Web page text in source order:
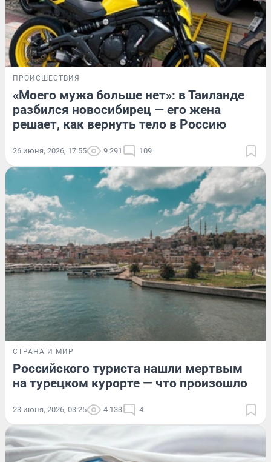
ПРОИСШЕСТВИЯ
«Моего мужа больше нет»: в Таиланде
разбился новосибирец — его жена
решает, как вернуть тело в Россию
26 июня, 2026, 17:55 9 291 109
СТРАНА И МИР
Российского туриста нашли мертвым
на турецком курорте — что произошло
23 июня, 2026, 03:25 4 133 4